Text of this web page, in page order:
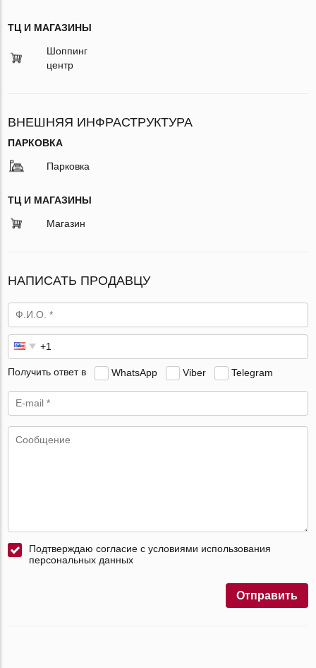
ТЦ И МАГАЗИНЫ
Шоппинг
центр
ВНЕШНЯЯ ИНФРАСТРУКТУРА
ПАРКОВКА
Парковка
ТЦ И МАГАЗИНЫ
Магазин
НАПИСАТЬ ПРОДАВЦУ
Получить ответ в WhatsApp Viber Telegram
Подтверждаю согласие с условиями использования
персональных данных
Отправить